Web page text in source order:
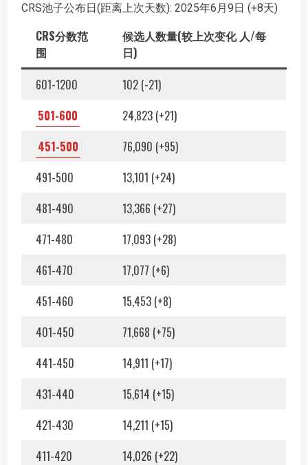
CRS池子公布日(距离上次天数): 2025年6月9日 (+8天)
CRS分数范
围
候选人数量(较上次变化 人/每
日)
601-1200
102 (-21)
501-600
24,823 (+21)
451-500
76,090 (+95)
491-500
13,101 (+24)
481-490
13,366 (+27)
471-480
17,093 (+28)
461-470
17,077 (+6)
451-460
15,453 (+8)
401-450
71,668 (+75)
441-450
14,911 (+17)
431-440
15,614 (+15)
421-430
14,211 (+15)
411-420
14,026 (+22)